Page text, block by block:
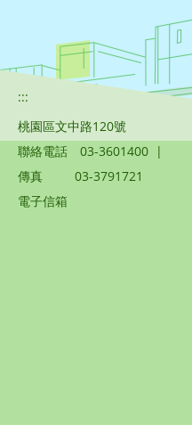
:::
桃園區文中路120號
聯絡電話
03-3601400 |
傳真
03-3791721
電子信箱